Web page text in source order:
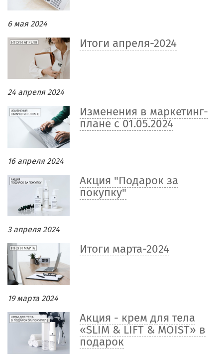
6 мая 2024
Итоги апреля-2024
24 апреля 2024
Изменения в маркетинг-
плане с 01.05.2024
16 апреля 2024
Акция "Подарок за
покупку"
3 апреля 2024
Итоги марта-2024
19 марта 2024
Акция - крем для тела
«SLIM & LIFT & MOIST» в
подарок